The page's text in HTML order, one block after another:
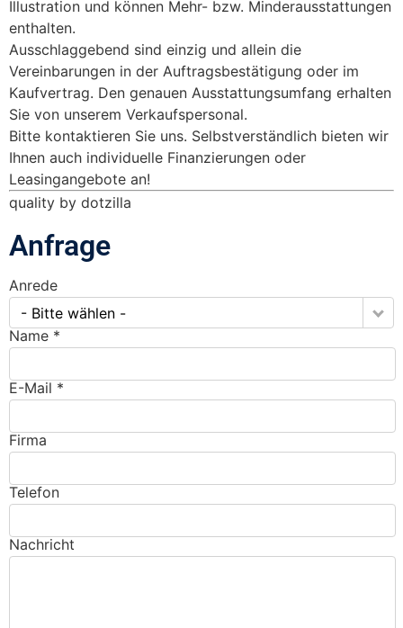
Illustration und können Mehr- bzw. Minderausstattungen
enthalten.
Ausschlaggebend sind einzig und allein die
Vereinbarungen in der Auftragsbestätigung oder im
Kaufvertrag. Den genauen Ausstattungsumfang erhalten
Sie von unserem Verkaufspersonal.
Bitte kontaktieren Sie uns. Selbstverständlich bieten wir
Ihnen auch individuelle Finanzierungen oder
Leasingangebote an!
quality by dotzilla
Anfrage
Anrede
- Bitte wählen -
Name *
E-Mail *
Firma
Telefon
Nachricht